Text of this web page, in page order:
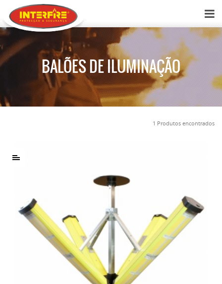
BALÕES DE ILUMINAÇÃO
1 Produtos encontrados